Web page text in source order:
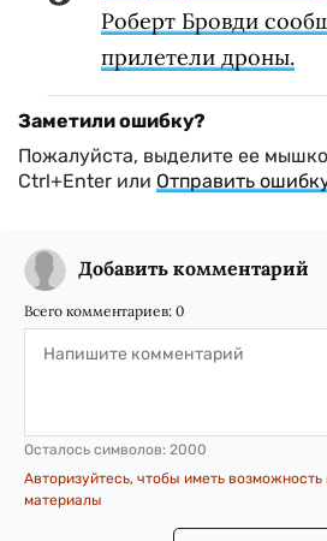
Роберт Бровди
прилетели дроны.
Заметили ошибку?
Пожалуйста, выделите ее
Ctrl+Enter или Отправить
Добавить комментарий
Всего комментариев: 0
Осталось символов: 2000
Авторизуйтесь, чтобы иметь возможность
материалы